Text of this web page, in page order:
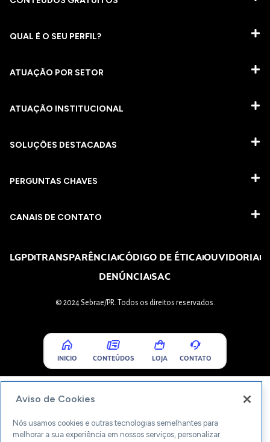
QUAL É O SEU PERFIL?
ATUAÇÃO POR SETOR
ATUAÇÃO INSTITUCIONAL
SOLUÇÕES DESTACADAS
PERGUNTAS CHAVES​
CANAIS DE CONTATO
LGPDTRANSPARÊNCIACÓDIGO DE ÉTICAOUVIDORIA
DENÚNCIASAC
© 2024 Sebrae/PR. Todos os direitos reservados.
INICIO CONTEÚDOS LOJA CONTATO
Aviso de Cookies
Nós usamos cookies e outras tecnologias semelhantes para
melhorar a sua experiência em nossos serviços, personalizar